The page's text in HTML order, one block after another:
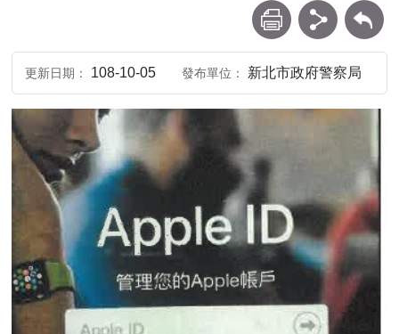
列印 分享 回上一頁
更新日期 108-10-05 發布單位 新北市政府警察局